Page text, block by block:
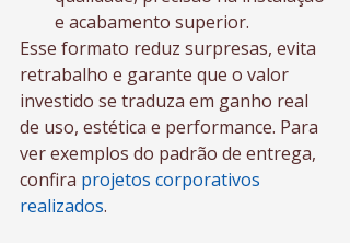
e acabamento superior.
Esse formato reduz surpresas, evita
retrabalho e garante que o valor
investido se traduza em ganho real
de uso, estética e performance. Para
ver exemplos do padrão de entrega,
confira projetos corporativos
realizados.